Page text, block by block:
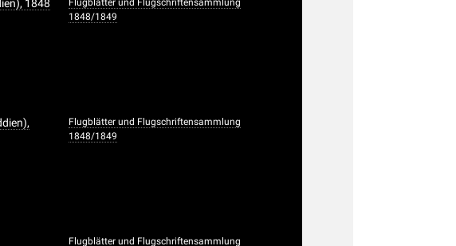
1848
1848/1849
Flugblätter und Flugschriftensammlung
1848/1849
Flugblätter und Flugschriftensammlung